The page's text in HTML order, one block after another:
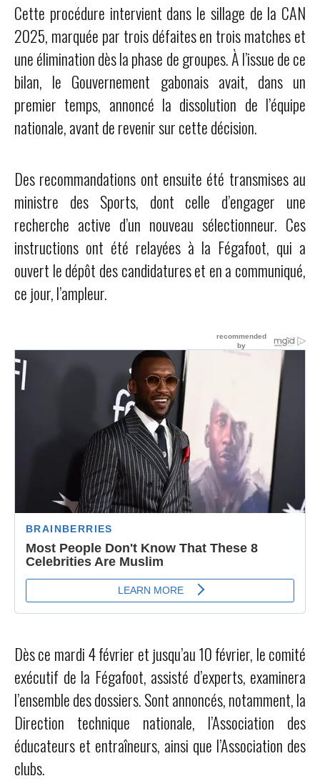
Cette procédure intervient dans le sillage de la CAN
2025, marquée par trois défaites en trois matches et
une élimination dès la phase de groupes. À l’issue de ce
bilan, le Gouvernement gabonais avait, dans un
premier temps, annoncé la dissolution de l’équipe
nationale, avant de revenir sur cette décision.
Des recommandations ont ensuite été transmises au
ministre des Sports, dont celle d’engager une
recherche active d’un nouveau sélectionneur. Ces
instructions ont été relayées à la Fégafoot, qui a
ouvert le dépôt des candidatures et en a communiqué,
ce jour, l’ampleur.
Dès ce mardi 4 février et jusqu’au 10 février, le comité
exécutif de la Fégafoot, assisté d’experts, examinera
l’ensemble des dossiers. Sont annoncés, notamment, la
Direction technique nationale, l’Association des
éducateurs et entraîneurs, ainsi que l’Association des
clubs.